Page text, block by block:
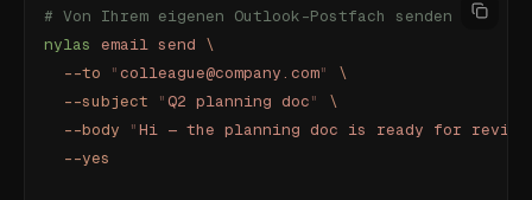
# Von Ihrem eigenen Outlook-Postfach senden
nylas email send \
  --to
"colleague@company.com"
\
  --subject
"Q2 planning doc"
\
  --body
"Hi — the planning doc is ready for
  --yes